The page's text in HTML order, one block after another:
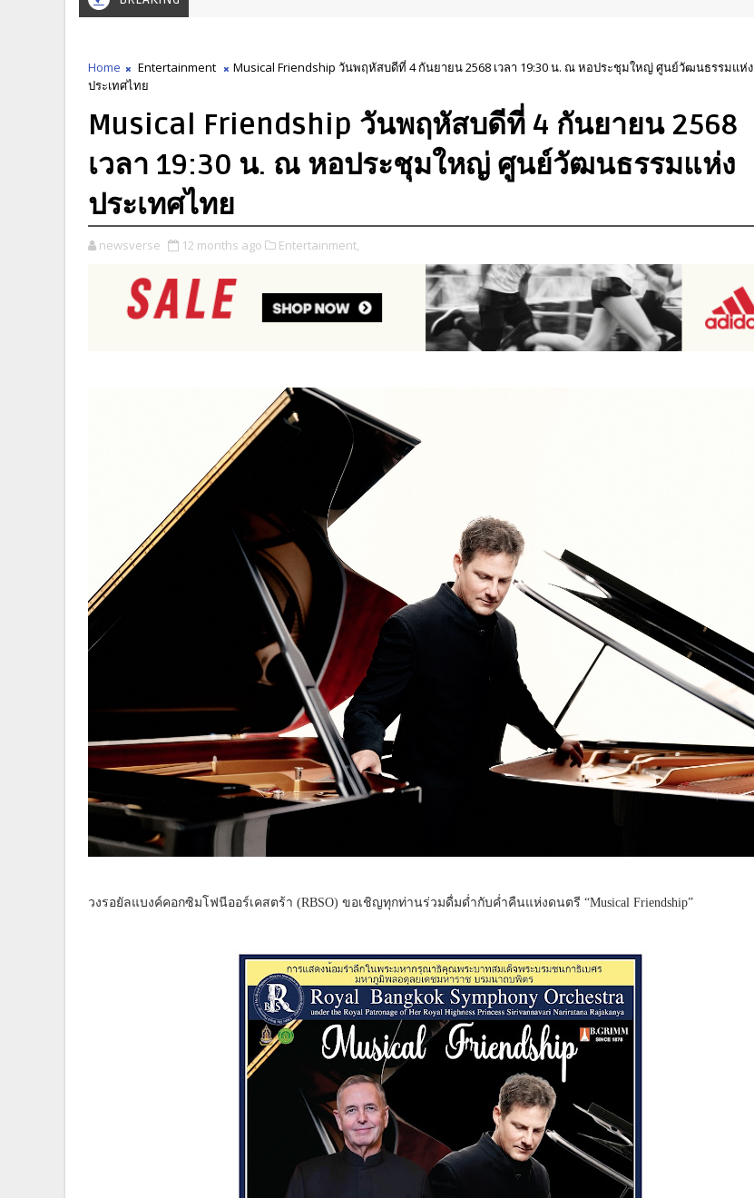
Home Entertainment
Musical Friendship วันพฤหัสบดีที่ 4 กันยายน 2568 เวลา 19:30 น. ณ หอประชุมใหญ่ ศูนย์วัฒนธรรมแห่ง
ประเทศไทย
Musical Friendship วันพฤหัสบดีที่ 4 กันยายน 2568
เวลา 19:30 น. ณ หอประชุมใหญ่ ศูนย์วัฒนธรรมแห่ง
ประเทศไทย
newsverse 12 months ago Entertainment,
วงรอยัลแบงค์คอกซิมโฟนีออร์เคสตร้า (RBSO) ขอเชิญทุกท่านร่วมดื่มด่ำกับค่ำคืนแห่งดนตรี “Musical Friendship”